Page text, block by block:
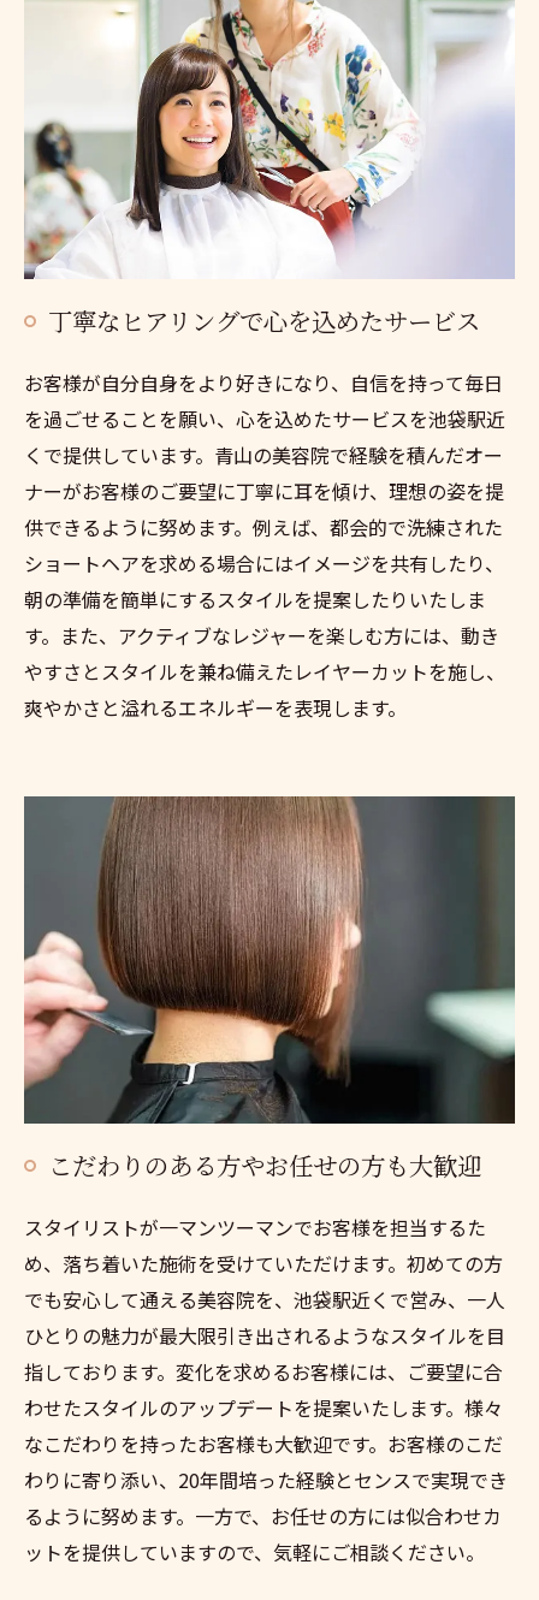
丁寧なヒアリングで心を込めたサービス
お客様が自分自身をより好きになり、自信を持って毎日
を過ごせることを願い、心を込めたサービスを池袋駅近
くで提供しています。青山の美容院で経験を積んだオー
ナーがお客様のご要望に丁寧に耳を傾け、理想の姿を提
供できるように努めます。例えば、都会的で洗練された
ショートヘアを求める場合にはイメージを共有したり、
朝の準備を簡単にするスタイルを提案したりいたしま
す。また、アクティブなレジャーを楽しむ方には、動き
やすさとスタイルを兼ね備えたレイヤーカットを施し、
爽やかさと溢れるエネルギーを表現します。
こだわりのある方やお任せの方も大歓迎
スタイリストが一マンツーマンでお客様を担当するた
め、落ち着いた施術を受けていただけます。初めての方
でも安心して通える美容院を、池袋駅近くで営み、一人
ひとりの魅力が最大限引き出されるようなスタイルを目
指しております。変化を求めるお客様には、ご要望に合
わせたスタイルのアップデートを提案いたします。様々
なこだわりを持ったお客様も大歓迎です。お客様のこだ
わりに寄り添い、20年間培った経験とセンスで実現でき
るように努めます。一方で、お任せの方には似合わせカ
ットを提供していますので、気軽にご相談ください。